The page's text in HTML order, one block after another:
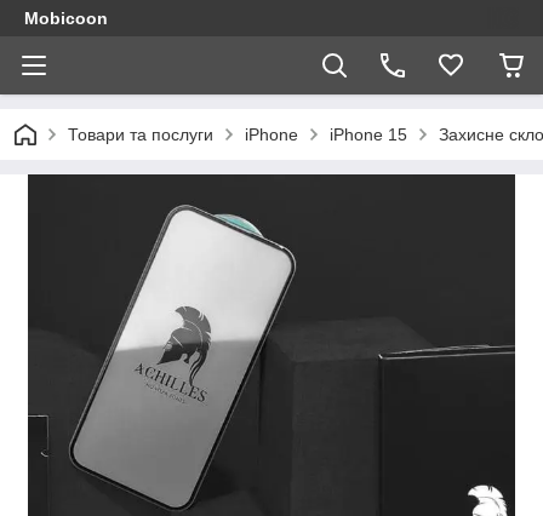
Mobicoon
Товари та послуги iPhone iPhone 15 Захисне